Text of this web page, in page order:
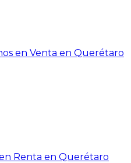
en Venta en Querétaro
Renta en Querétaro